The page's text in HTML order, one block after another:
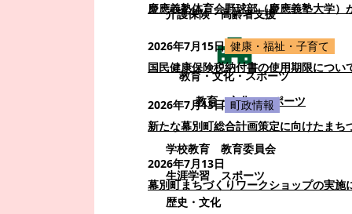
介護保険・高齢者支援
教育・文化・スポーツ
教育・文化・スポーツ
学校教育
教育委員会
生涯学習
スポーツ
歴史・文化
慶應義塾体育会野球部（慶應義塾大学）
2026年7月15日 健康・福祉・子育て
国民健康保険税納付書の使用期限につい
2026年7月13日 町政情報
新たな幕別町総合計画策定に向けたまち
2026年7月13日
幕別町まちづくりワークショップの実施